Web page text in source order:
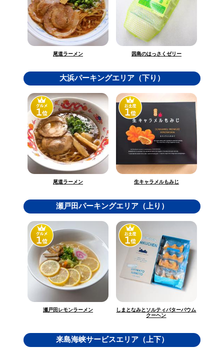
尾道ラーメン 因島のはっさくゼリー
大浜パーキングエリア（下り）
尾道ラーメン 生キャラメルもみじ
瀬戸田パーキングエリア（上り）
瀬戸田レモンラーメン しまとなみとソルティバターバウム
クーヘン
来島海峡サービスエリア（上下）